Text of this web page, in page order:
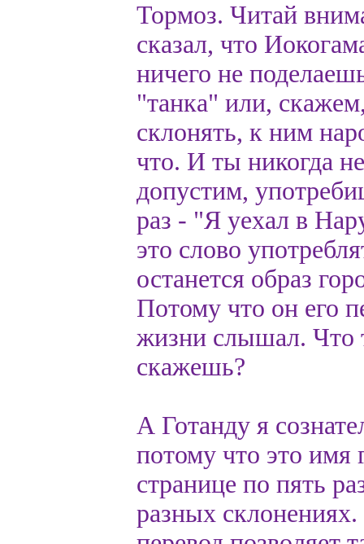
Тормоз. Читай
сказал, что
ничего не
"танка" или,
склонять, к ним
что. И ты никогда
допустим,
раз - "Я уехал в
это слово
останется образ
Потому что он его
жизни слышал. Что
скажешь?
А Готанду я
потому что это имя
странице по пять
разных склонениях.